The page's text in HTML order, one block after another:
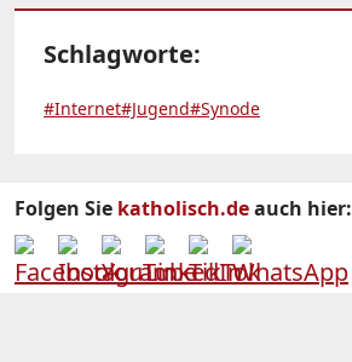
Schlagworte:
#Internet#Jugend#Synode
Folgen Sie katholisch.deauch hier: